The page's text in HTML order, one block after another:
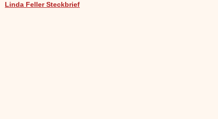
Linda Feller Steckbrief